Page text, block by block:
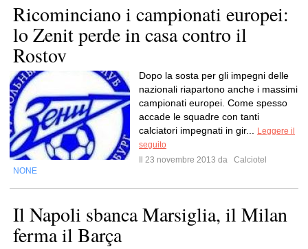
Ricominciano i campionati europei:
lo Zenit perde in casa contro il
Rostov
Dopo la sosta per gli impegni delle
nazionali riapartono anche i massimi
campionati europei. Come spesso
accade le squadre con tanti
calciatori impegnati in gir...
Leggere il
seguito
Il 23 novembre 2013 da
Calciotel
NONE
Il Napoli sbanca Marsiglia, il Milan
ferma il Barça